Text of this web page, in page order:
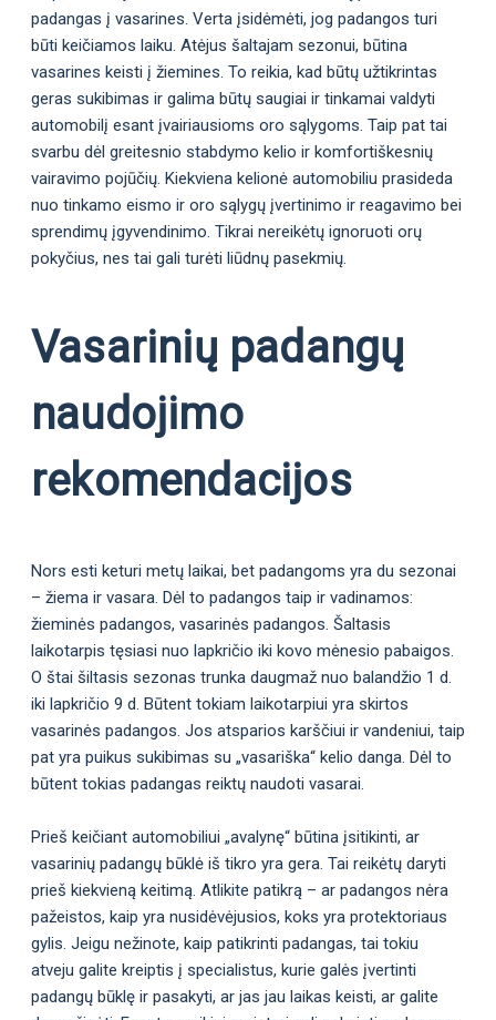
padangas į vasarines. Verta įsidėmėti, jog padangos turi
būti keičiamos laiku. Atėjus šaltajam sezonui, būtina
vasarines keisti į žiemines. To reikia, kad būtų užtikrintas
geras sukibimas ir galima būtų saugiai ir tinkamai valdyti
automobilį esant įvairiausioms oro sąlygoms. Taip pat tai
svarbu dėl greitesnio stabdymo kelio ir komfortiškesnių
vairavimo pojūčių. Kiekviena kelionė automobiliu prasideda
nuo tinkamo eismo ir oro sąlygų įvertinimo ir reagavimo bei
sprendimų įgyvendinimo. Tikrai nereikėtų ignoruoti orų
pokyčius, nes tai gali turėti liūdnų pasekmių.
Vasarinių padangų
naudojimo
rekomendacijos
Nors esti keturi metų laikai, bet padangoms yra du sezonai
– žiema ir vasara. Dėl to padangos taip ir vadinamos:
žieminės padangos, vasarinės padangos. Šaltasis
laikotarpis tęsiasi nuo lapkričio iki kovo mėnesio pabaigos.
O štai šiltasis sezonas trunka daugmaž nuo balandžio 1 d.
iki lapkričio 9 d. Būtent tokiam laikotarpiui yra skirtos
vasarinės padangos. Jos atsparios karščiui ir vandeniui, taip
pat yra puikus sukibimas su „vasariška“ kelio danga. Dėl to
būtent tokias padangas reiktų naudoti vasarai.
Prieš keičiant automobiliui „avalynę“ būtina įsitikinti, ar
vasarinių padangų būklė iš tikro yra gera. Tai reikėtų daryti
prieš kiekvieną keitimą. Atlikite patikrą – ar padangos nėra
pažeistos, kaip yra nusidėvėjusios, koks yra protektoriaus
gylis. Jeigu nežinote, kaip patikrinti padangas, tai tokiu
atveju galite kreiptis į specialistus, kurie galės įvertinti
padangų būklę ir pasakyti, ar jas jau laikas keisti, ar galite